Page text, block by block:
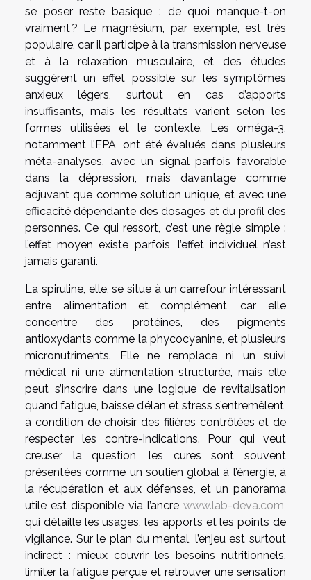
se poser reste basique : de quoi manque-t-on
vraiment ? Le magnésium, par exemple, est très
populaire, car il participe à la transmission nerveuse
et à la relaxation musculaire, et des études
suggèrent un effet possible sur les symptômes
anxieux légers, surtout en cas d’apports
insuffisants, mais les résultats varient selon les
formes utilisées et le contexte. Les oméga-3,
notamment l’EPA, ont été évalués dans plusieurs
méta-analyses, avec un signal parfois favorable
dans la dépression, mais davantage comme
adjuvant que comme solution unique, et avec une
efficacité dépendante des dosages et du profil des
personnes. Ce qui ressort, c’est une règle simple :
l’effet moyen existe parfois, l’effet individuel n’est
jamais garanti.
La spiruline, elle, se situe à un carrefour intéressant
entre alimentation et complément, car elle
concentre des protéines, des pigments
antioxydants comme la phycocyanine, et plusieurs
micronutriments. Elle ne remplace ni un suivi
médical ni une alimentation structurée, mais elle
peut s’inscrire dans une logique de revitalisation
quand fatigue, baisse d’élan et stress s’entremêlent,
à condition de choisir des filières contrôlées et de
respecter les contre-indications. Pour qui veut
creuser la question, les cures sont souvent
présentées comme un soutien global à l’énergie, à
la récupération et aux défenses, et un panorama
utile est disponible via l’ancre www.lab-deva.com,
qui détaille les usages, les apports et les points de
vigilance. Sur le plan du mental, l’enjeu est surtout
indirect : mieux couvrir les besoins nutritionnels,
limiter la fatigue perçue et retrouver une sensation